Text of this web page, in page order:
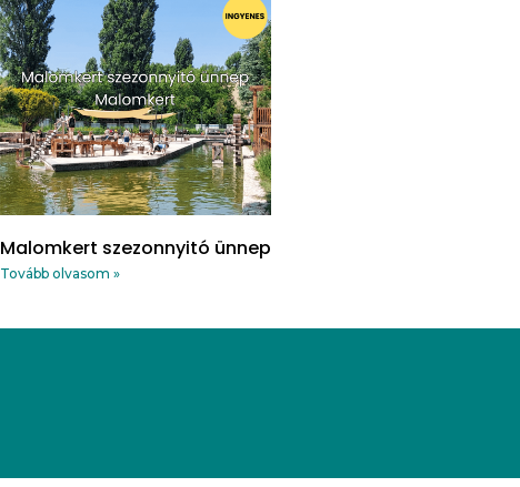
Malomkert szezonnyitó ünnep
Tovább olvasom »